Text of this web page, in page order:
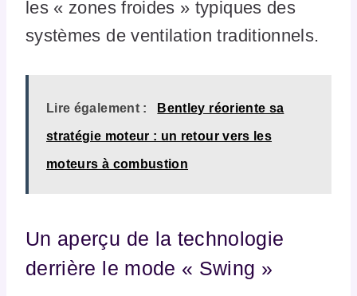
les « zones froides » typiques des
systèmes de ventilation traditionnels.
Lire également : Bentley réoriente sa
stratégie moteur : un retour vers les
moteurs à combustion
Un aperçu de la technologie
derrière le mode « Swing »